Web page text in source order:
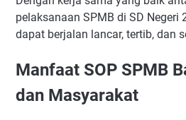
pelaksanaan SPMB di SD Negeri
dapat berjalan lancar, tertib, dan
Manfaat SOP SPMB
dan Masyarakat